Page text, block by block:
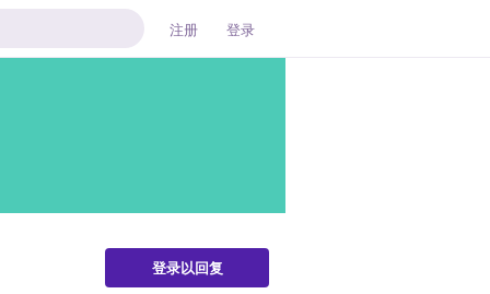
注册 登录
登录以回复